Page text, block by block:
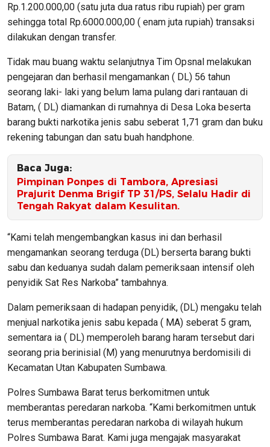
Rp.1.200.000,00 (satu juta dua ratus ribu rupiah) per gram
sehingga total Rp.6000.000,00 ( enam juta rupiah) transaksi
dilakukan dengan transfer.
Tidak mau buang waktu selanjutnya Tim Opsnal melakukan
pengejaran dan berhasil mengamankan ( DL) 56 tahun
seorang laki- laki yang belum lama pulang dari rantauan di
Batam, ( DL) diamankan di rumahnya di Desa Loka beserta
barang bukti narkotika jenis sabu seberat 1,71 gram dan buku
rekening tabungan dan satu buah handphone.
Baca Juga:
Pimpinan Ponpes di Tambora, Apresiasi
Prajurit Denma Brigif TP 31/PS, Selalu Hadir di
Tengah Rakyat dalam Kesulitan.
“Kami telah mengembangkan kasus ini dan berhasil
mengamankan seorang terduga (DL) berserta barang bukti
sabu dan keduanya sudah dalam pemeriksaan intensif oleh
penyidik Sat Res Narkoba” tambahnya.
Dalam pemeriksaan di hadapan penyidik, (DL) mengaku telah
menjual narkotika jenis sabu kepada ( MA) seberat 5 gram,
sementara ia ( DL) memperoleh barang haram tersebut dari
seorang pria berinisial (M) yang menurutnya berdomisili di
Kecamatan Utan Kabupaten Sumbawa.
Polres Sumbawa Barat terus berkomitmen untuk
memberantas peredaran narkoba. “Kami berkomitmen untuk
terus memberantas peredaran narkoba di wilayah hukum
Polres Sumbawa Barat. Kami juga mengajak masyarakat